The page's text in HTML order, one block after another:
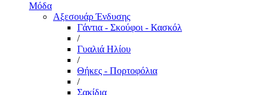
Μόδα
Αξεσουάρ Ένδυσης
Γάντια - Σκούφοι - Κασκόλ
/
Γυαλιά Ηλίου
/
Θήκες - Πορτοφόλια
/
Σακίδια